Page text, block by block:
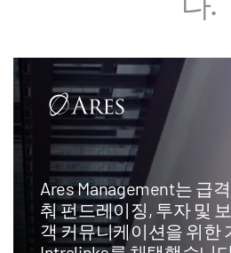
Ares Management는 급
춰 펀드레이징, 투자 및
객 커뮤니케이션을 위한